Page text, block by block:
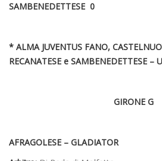
SAMBENEDETTESE 0
* ALMA JUVENTUS FANO,
RECANATESE e SAMBENEDETTESE –
GIRONE G
AFRAGOLESE – GLADIATOR